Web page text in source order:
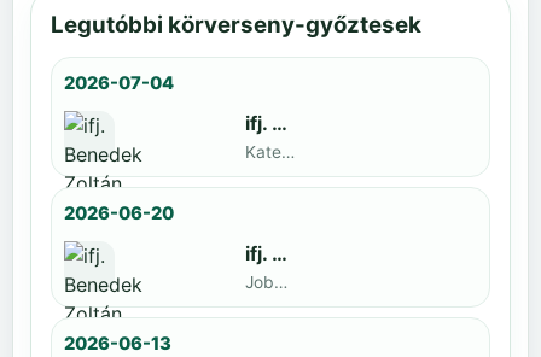
Legutóbbi körverseny-győztesek
2026-07-04
ifj. Benedek Zoltán
Kategoria1 neve · döntős: Lajkó Hunor
2026-06-20
ifj. Benedek Zoltán
Jobbak · döntős: Szatmári István
2026-06-13